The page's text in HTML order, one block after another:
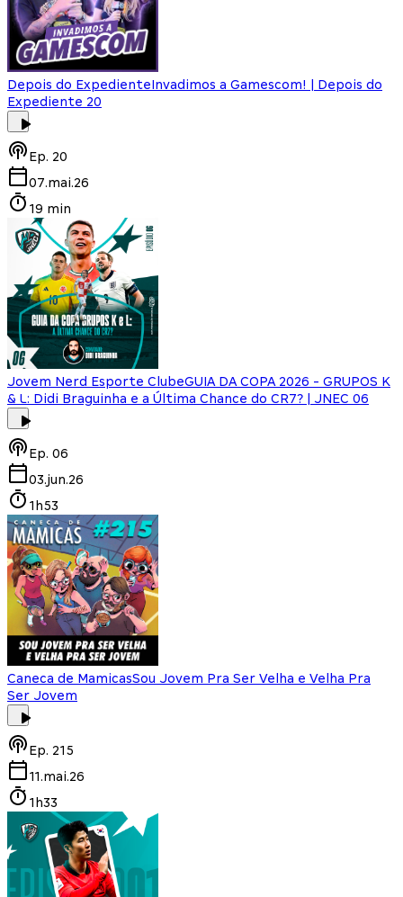
Depois do ExpedienteInvadimos a Gamescom! | Depois do
Expediente 20
Ep. 20
07.mai.26
19 min
Jovem Nerd Esporte ClubeGUIA DA COPA 2026 - GRUPOS K
& L: Didi Braguinha e a Última Chance do CR7? | JNEC 06
Ep. 06
03.jun.26
1h53
Caneca de MamicasSou Jovem Pra Ser Velha e Velha Pra
Ser Jovem
Ep. 215
11.mai.26
1h33